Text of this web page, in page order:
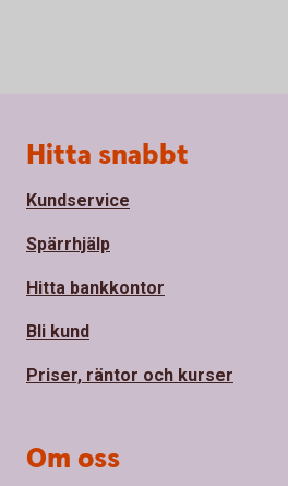
Sidfot
Hitta snabbt
Kundservice
Spärrhjälp
Hitta bankkontor
Bli kund
Priser, räntor och kurser
Om oss